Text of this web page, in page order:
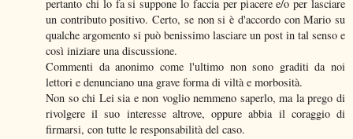
pertanto chi lo fa si suppone lo faccia per piacere e/o per lasciare
un contributo positivo. Certo, se non si è d'accordo con Mario su
qualche argomento si può benissimo lasciare un post in tal senso e
così iniziare una discussione.
Commenti da anonimo come l'ultimo non sono graditi da noi
lettori e denunciano una grave forma di viltà e morbosità.
Non so chi Lei sia e non voglio nemmeno saperlo, ma la prego di
rivolgere il suo interesse altrove, oppure abbia il coraggio di
firmarsi, con tutte le responsabilità del caso.